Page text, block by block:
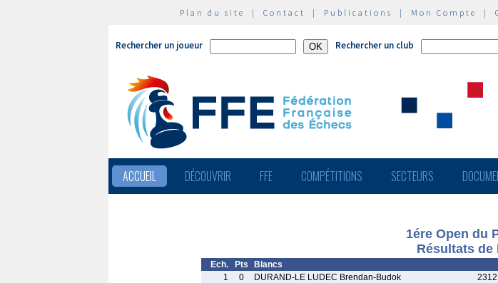
Plan du site | Contact | Publications | Mon Compte |
Rechercher un joueur Rechercher un club
ACCUEIL DÉCOUVRIR FFE COMPÉTITIONS SECTEURS
1ére Open du
Résultats de
Ech. Pts Blancs
1
0 DURAND-LE LUDEC Brendan-Budok